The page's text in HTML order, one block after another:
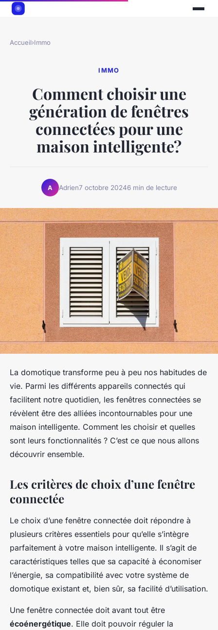
Accueil›Immo
IMMO
Comment choisir une
génération de fenêtres
connectées pour une
maison intelligente?
A Adrien7 octobre 20246 min de lecture
La domotique transforme peu à peu nos habitudes de
vie. Parmi les différents appareils connectés qui
facilitent notre quotidien, les fenêtres connectées se
révèlent être des alliées incontournables pour une
maison intelligente. Comment les choisir et quelles
sont leurs fonctionnalités ? C’est ce que nous allons
découvrir ensemble.
Les critères de choix d’une fenêtre
connectée
Le choix d’une fenêtre connectée doit répondre à
plusieurs critères essentiels pour qu’elle s’intègre
parfaitement à votre maison intelligente. Il s’agit de
caractéristiques telles que sa capacité à économiser
l’énergie, sa compatibilité avec votre système de
domotique existant et, bien sûr, sa facilité d’utilisation.
Une fenêtre connectée doit avant tout être
écoénergétique. Elle doit pouvoir réguler la